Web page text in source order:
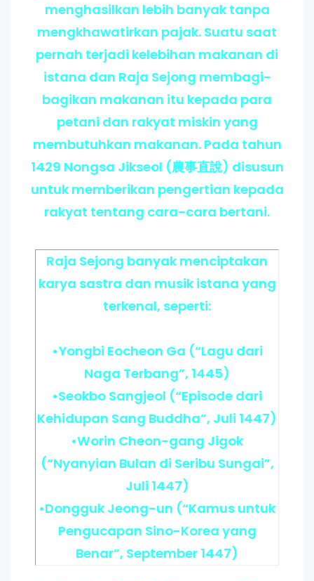
menghasilkan lebih banyak tanpa
mengkhawatirkan pajak. Suatu saat
pernah terjadi kelebihan makanan di
istana dan Raja Sejong membagi-
bagikan makanan itu kepada para
petani dan rakyat miskin yang
membutuhkan makanan. Pada tahun
1429 Nongsa Jikseol (農事直說) disusun
untuk memberikan pengertian kepada
rakyat tentang cara-cara bertani.
Raja Sejong banyak menciptakan
karya sastra dan musik istana yang
terkenal, seperti:
•Yongbi Eocheon Ga (“Lagu dari
Naga Terbang”, 1445)
•Seokbo Sangjeol (“Episode dari
Kehidupan Sang Buddha”, Juli 1447)
•Worin Cheon-gang Jigok
(“Nyanyian Bulan di Seribu Sungai”,
Juli 1447)
•Dongguk Jeong-un (“Kamus untuk
Pengucapan Sino-Korea yang
Benar”, September 1447)